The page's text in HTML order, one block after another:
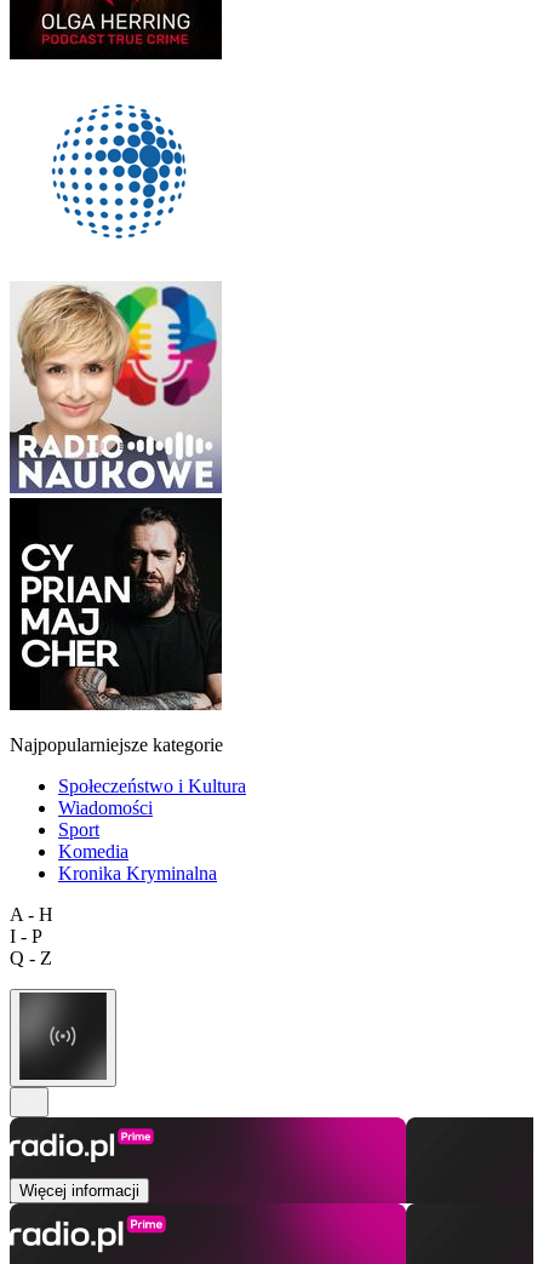
Najpopularniejsze kategorie
Społeczeństwo i Kultura
Wiadomości
Sport
Komedia
Kronika Kryminalna
A - H
I - P
Q - Z
Więcej informacji